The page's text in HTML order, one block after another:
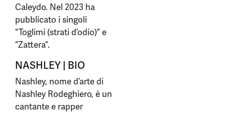
Caleydo. Nel 2023 ha
pubblicato i singoli
“Toglimi (strati d’odio)” e
“Zattera”.
NASHLEY | BIO
Nashley, nome d’arte di
Nashley Rodeghiero, è un
cantante e rapper